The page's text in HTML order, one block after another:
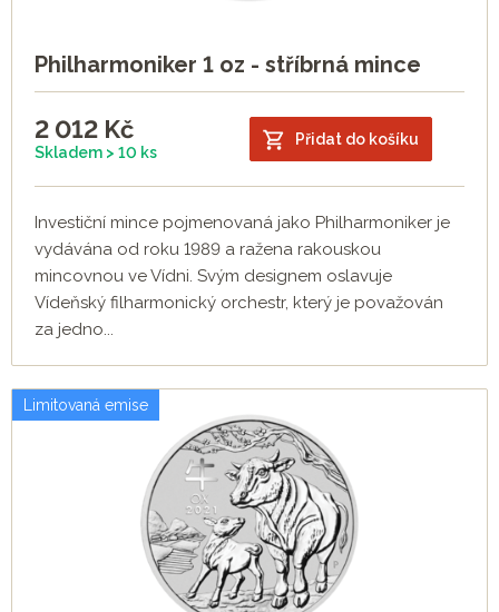
Philharmoniker 1 oz - stříbrná mince
2 012 Kč
Skladem > 10 ks
Přidat do košíku
Investiční mince pojmenovaná jako Philharmoniker je
vydávána od roku 1989 a ražena rakouskou
mincovnou ve Vídni. Svým designem oslavuje
Vídeňský filharmonický orchestr, který je považován
za jedno...
Limitovaná emise